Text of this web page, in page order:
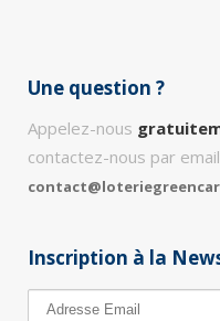
Une question ?
Appelez-nous
contactez-nous par
Inscription à la